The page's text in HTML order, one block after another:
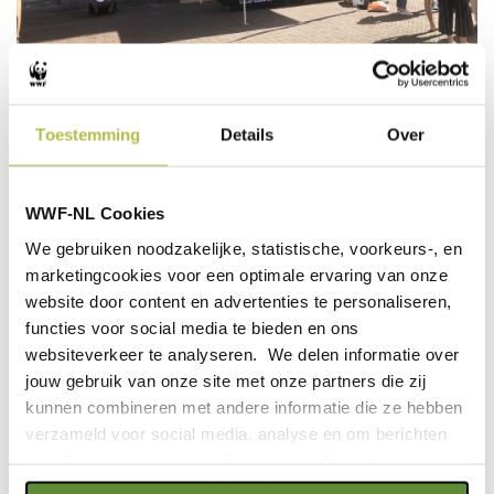
Toestemming Details Over
WWF-NL Cookies
We gebruiken noodzakelijke, statistische, voorkeurs-, en
marketingcookies voor een optimale ervaring van onze
website door content en advertenties te personaliseren,
functies voor social media te bieden en ons
websiteverkeer te analyseren. We delen informatie over
jouw gebruik van onze site met onze partners die zij
kunnen combineren met andere informatie die ze hebben
verzameld voor social media, analyse en om berichten
Samenwerking WWF, Greenjoy en
Universiteit Utrecht
aantal sloepen ter beschikking aan WWF Utrecht. Greenjoy
iedereen toegankelijk maken’ en werkt aan een duurzaam
merk. In twee sessies zijn ruim 50 Rangers mee de
grachten opgegaan om de plastic soep op te vissen.
met de Universiteit Utrecht. Terwijl WWF Utrecht de
grachten schoon vist, hebben diverse hardlopers het